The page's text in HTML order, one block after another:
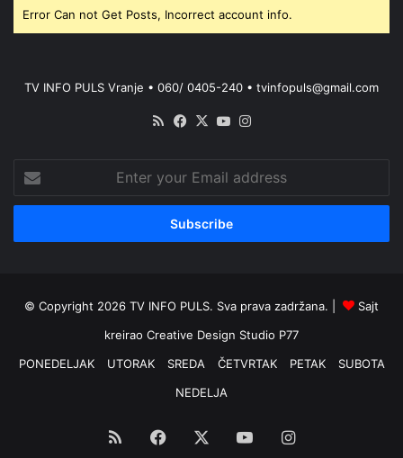
Error Can not Get Posts, Incorrect account info.
TV INFO PULS Vranje • 060/ 0405-240 • tvinfopuls@gmail.com
RSS Facebook
X YouTube
your
Email
© Copyright 2026 TV INFO PULS. Sva prava zadržana. |
Sajt
kreirao Creative Design Studio P77
PONEDELJAK
UTORAK SREDA ČETVRTAK PETAK
SUBOTA
NEDELJA
RSS Facebook YouTubeInstagram